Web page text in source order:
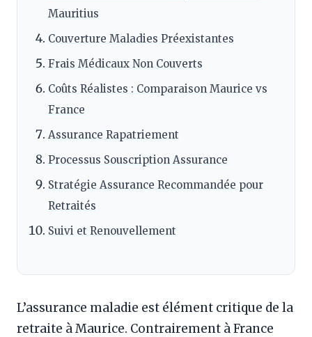
Mauritius
Couverture Maladies Préexistantes
Frais Médicaux Non Couverts
Coûts Réalistes : Comparaison Maurice vs
France
Assurance Rapatriement
Processus Souscription Assurance
Stratégie Assurance Recommandée pour
Retraités
Suivi et Renouvellement
L’assurance maladie est élément critique de la
retraite à Maurice. Contrairement à France